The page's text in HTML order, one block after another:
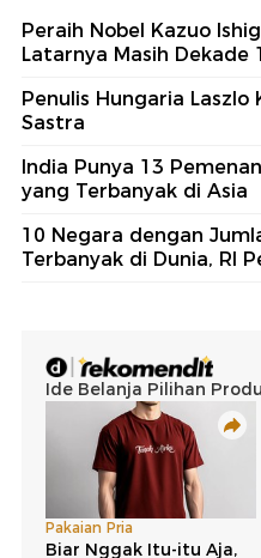
Peraih Nobel Kazuo
Latarnya Masih Dekade
Penulis Hungaria Laszlo
Sastra
India Punya 13
yang Terbanyak di Asia
10 Negara dengan
Terbanyak di Dunia, RI